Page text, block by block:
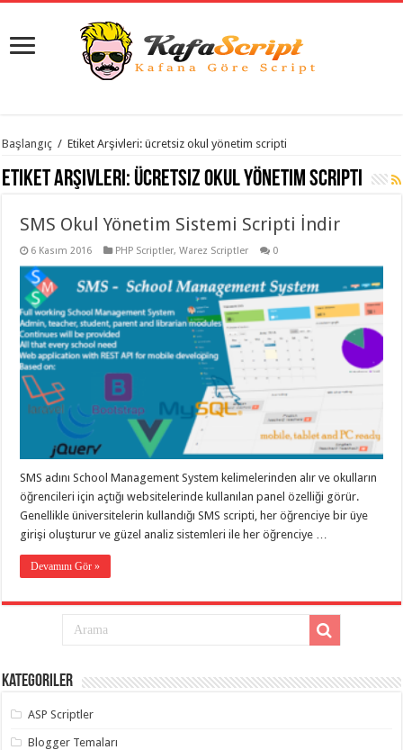
istanbul
evden
eve
organizasyon,
evden
taşımacılık
evden
taşımacılık,
gaziantep
evden
taşımacılık,
evden
taşımacılık,
gaziantep
evden
taşımacılık,
gaziantep
taşımacılık,
evden
taşımacılık,
gaziantep
taşıma,
evden
Başlangıç / Etiket Arşivleri: ücretsiz okul yönetim scripti
Etiket Arşivleri: ücretsiz okul yönetim scripti
SMS Okul Yönetim Sistemi Scripti İndir
6 Kasım 2016 PHP Scriptler,Warez Scriptler 0
SMS adını School Management System kelimelerinden alır ve okulların
öğrencileri için açtığı websitelerinde kullanılan panel özelliği görür.
Genellikle üniversitelerin kullandığı SMS scripti, her öğrenciye bir üye
girişi oluşturur ve güzel analiz sistemleri ile her öğrenciye …
Devamını Gör »
Kategoriler
ASP Scriptler
Blogger Temaları